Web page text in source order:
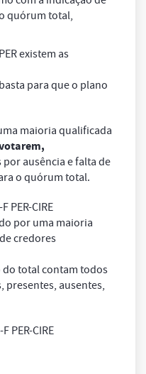
quórum total,
existem as
para que o plano
maioria qualificada
ausência e falta de
o quórum total.
PER-CIRE
por uma maioria
de credores
do total contam todos
presentes, ausentes,
PER-CIRE